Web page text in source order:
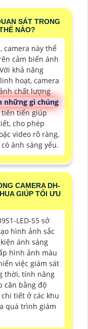
SÁT TRONG
NÀO?
camera này thể
cảm biến ánh
khả năng
hoạt, camera
chất lượng
những gì chúng
tiên tiến giúp
cho phép
video rõ ràng,
ánh sáng yếu.
CAMERA DH-
GIÚP TỐI ƯU
LED-S5 sở
hình ảnh sắc
ánh sáng
hình ảnh màu
việc giám sát
thời, tính năng
cân bằng độ
tiết ở các khu
quá trình giám